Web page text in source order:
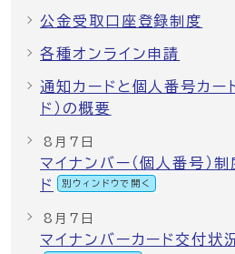
公金受取口座登録制度
各種オンライン申請
通知カードと個人番号カー
ド）の概要
8月7日
マイナンバー（個人番号）
ド
別ウィンドウで開く
8月7日
マイナンバーカード交付状